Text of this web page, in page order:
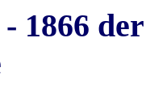
- 1866